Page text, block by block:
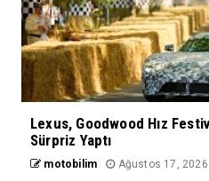
Lexus, Goodwood Hız
Sürpriz Yaptı
motobilim Ağustos 17, 2026